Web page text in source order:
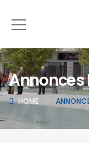
Annonces
HOME